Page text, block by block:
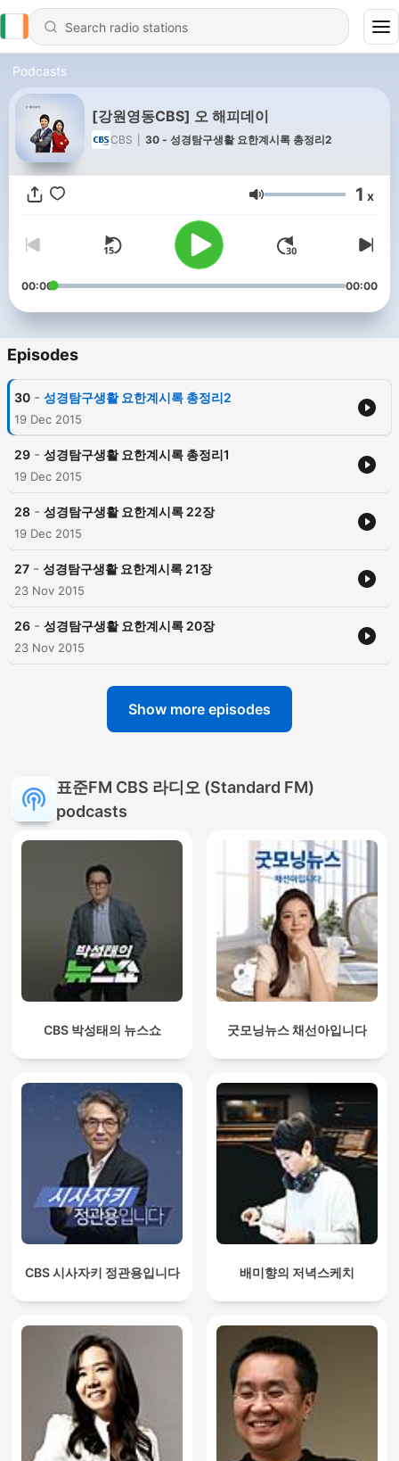
Podcasts
[강원영동CBS] 오 해피데이
CBS 30 - 성경탐구생활 요한계시록 총정리2
Volume 1 x
00:00 00:00
Episodes
30 - 성경탐구생활 요한계시록 총정리2
19 Dec 2015
29 - 성경탐구생활 요한계시록 총정리1
19 Dec 2015
28 - 성경탐구생활 요한계시록 22장
19 Dec 2015
27 - 성경탐구생활 요한계시록 21장
23 Nov 2015
26 - 성경탐구생활 요한계시록 20장
23 Nov 2015
Show more episodes
표준FM CBS 라디오 (Standard FM)
podcasts
CBS 박성태의 뉴스쇼 굿모닝뉴스 채선아입니다
CBS 시사자키 정관용입니다 배미향의 저녁스케치